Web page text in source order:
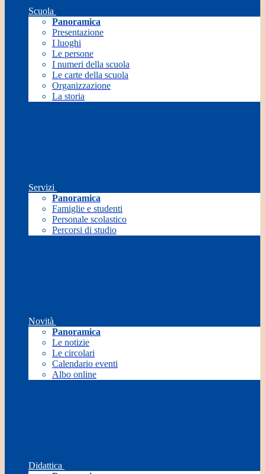
Scuola
Panoramica
Presentazione
I luoghi
Le persone
I numeri della scuola
Le carte della scuola
Organizzazione
La storia
Servizi
Panoramica
Famiglie e studenti
Personale scolastico
Percorsi di studio
Novità
Panoramica
Le notizie
Le circolari
Calendario eventi
Albo online
Didattica